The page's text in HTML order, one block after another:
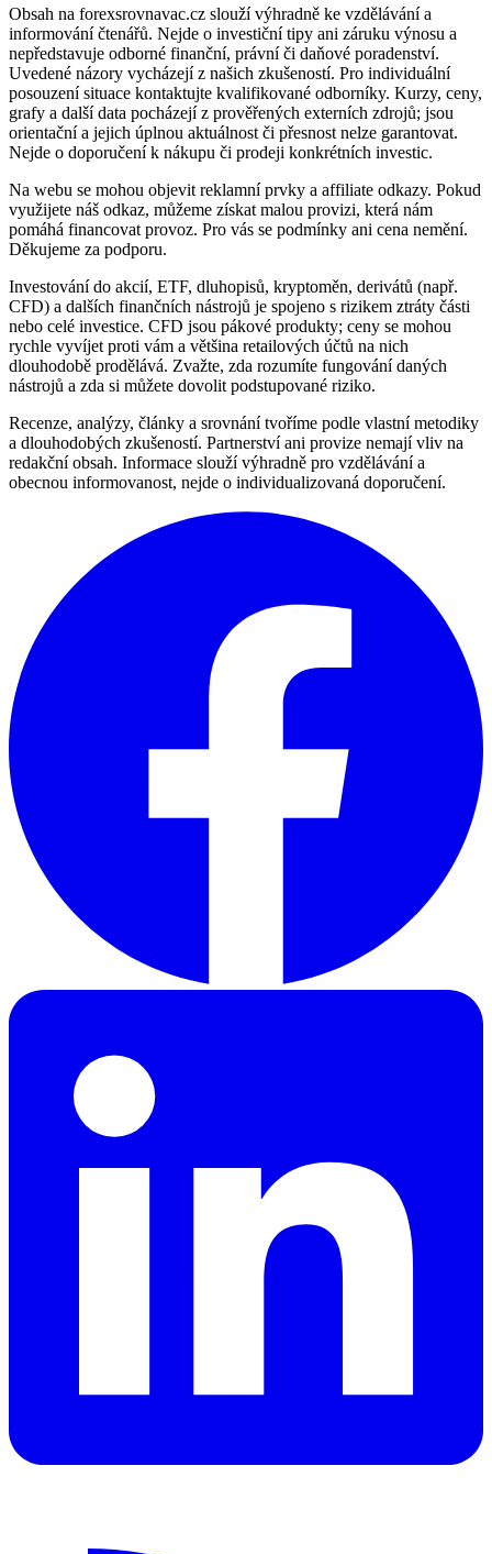
Obsah na forexsrovnavac.cz slouží výhradně ke vzdělávání a
informování čtenářů. Nejde o investiční tipy ani záruku výnosu a
nepředstavuje odborné finanční, právní či daňové poradenství.
Uvedené názory vycházejí z našich zkušeností. Pro individuální
posouzení situace kontaktujte kvalifikované odborníky. Kurzy, ceny,
grafy a další data pocházejí z prověřených externích zdrojů; jsou
orientační a jejich úplnou aktuálnost či přesnost nelze garantovat.
Nejde o doporučení k nákupu či prodeji konkrétních investic.
Na webu se mohou objevit reklamní prvky a affiliate odkazy. Pokud
využijete náš odkaz, můžeme získat malou provizi, která nám
pomáhá financovat provoz. Pro vás se podmínky ani cena nemění.
Děkujeme za podporu.
Investování do akcií, ETF, dluhopisů, kryptoměn, derivátů (např.
CFD) a dalších finančních nástrojů je spojeno s rizikem ztráty části
nebo celé investice. CFD jsou pákové produkty; ceny se mohou
rychle vyvíjet proti vám a většina retailových účtů na nich
dlouhodobě prodělává. Zvažte, zda rozumíte fungování daných
nástrojů a zda si můžete dovolit podstupované riziko.
Recenze, analýzy, články a srovnání tvoříme podle vlastní metodiky
a dlouhodobých zkušeností. Partnerství ani provize nemají vliv na
redakční obsah. Informace slouží výhradně pro vzdělávání a
obecnou informovanost, nejde o individualizovaná doporučení.